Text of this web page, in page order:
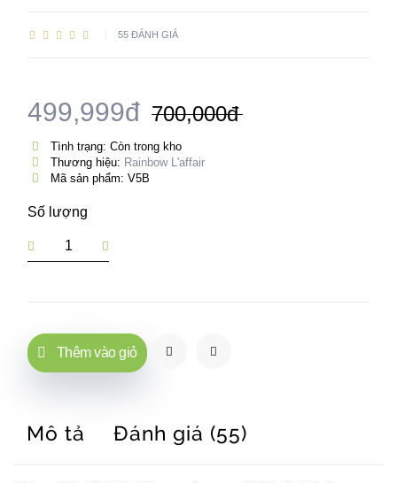
55 ĐÁNH GIÁ
499,999đ 700,000đ
Tình trạng: Còn trong kho
Thương hiệu: Rainbow L'affair
Mã sản phẩm: V5B
Số lượng
Thêm vào giỏ
Mô tả Đánh giá (55)